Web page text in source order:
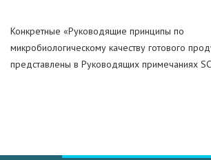
Конкретные «Руководящие принципы по
микробиологическому качеству готового
представлены в Руководящих примечаниях